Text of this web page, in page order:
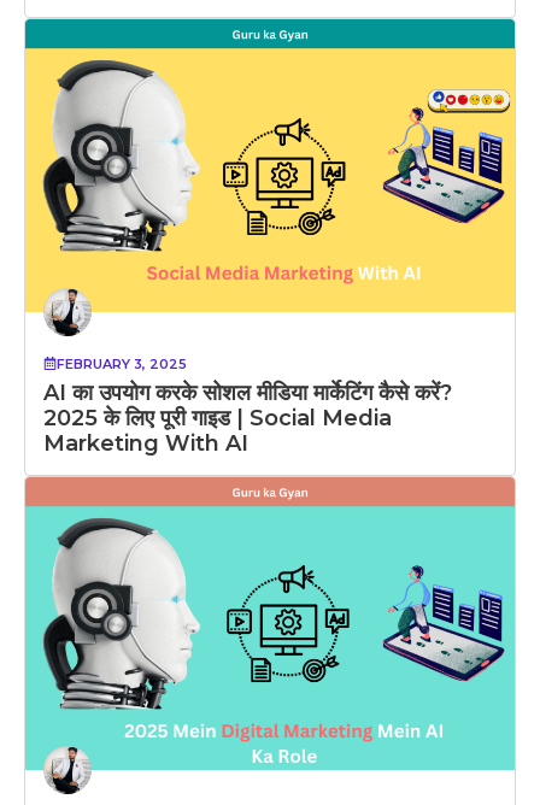
FEBRUARY 3, 2025
AI का उपयोग करके सोशल मीडिया मार्केटिंग कैसे करें?
2025 के लिए पूरी गाइड | Social Media
Marketing With AI